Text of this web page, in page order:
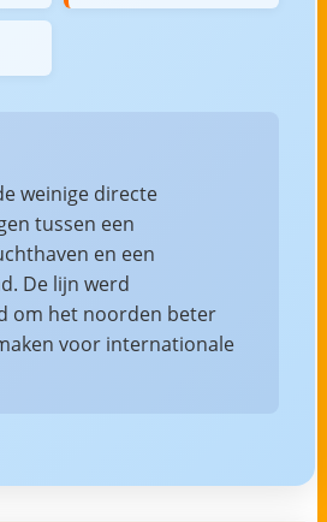
weinige directe
tussen een
en een
De lijn werd
om het noorden beter
voor internationale